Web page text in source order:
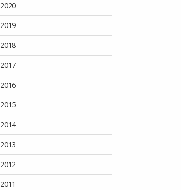
2020
2019
2018
2017
2016
2015
2014
2013
2012
2011